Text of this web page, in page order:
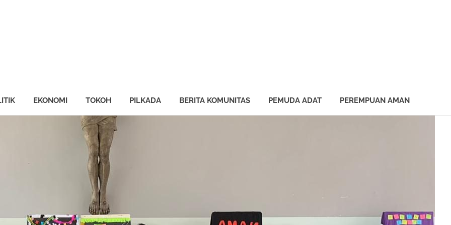
EKONOMI TOKOH PILKADA BERITA KOMUNITAS PEMUDA ADAT PEREMPUAN AMAN